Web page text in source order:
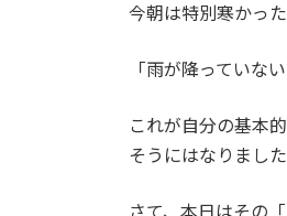
今朝は特別寒かっ
「雨が降っていな
これが自分の基本
そうにはなりました
さて、本日はその